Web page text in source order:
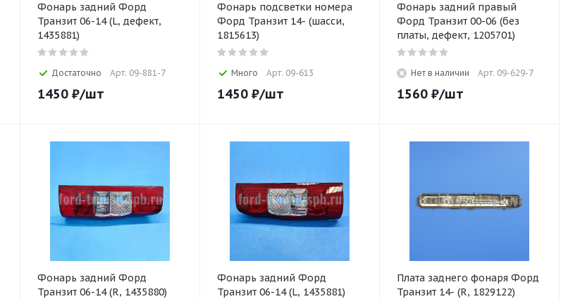
Фонарь задний Форд
Транзит 06-14 (L, дефект,
1435881)
Достаточно Арт: 09-881-7
1450 ₽/шт
Фонарь подсветки номера
Форд Транзит 14- (шасси,
1815613)
Много Арт: 09-613
1450 ₽/шт
Фонарь задний правый
Форд Транзит 00-06 (без
платы, дефект, 1205701)
Нет в наличии Арт: 09-629-7
1560 ₽/шт
Фонарь задний Форд
Транзит 06-14 (R, 1435880)
Фонарь задний Форд
Транзит 06-14 (L, 1435881)
Плата заднего фонаря Форд
Транзит 14- (R, 1829122)